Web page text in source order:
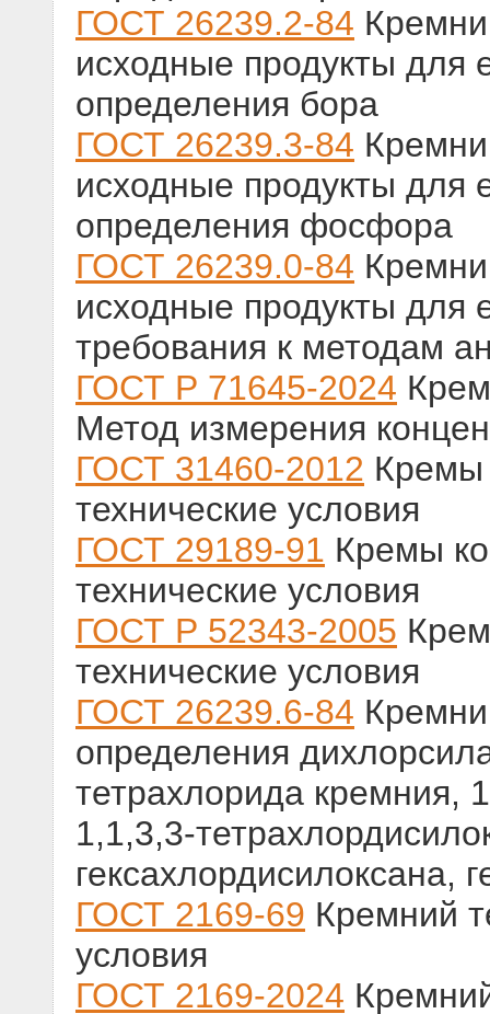
ГОСТ 26239.2-84
исходные продукты для
определения бора
ГОСТ 26239.3-84
исходные продукты для
определения фосфора
ГОСТ 26239.0-84
исходные продукты для
требования к методам
ГОСТ Р 71645-2024
Метод измерения
ГОСТ 31460-2012 Кремы
технические условия
ГОСТ 29189-91 Кремы
технические условия
ГОСТ Р 52343-2005
технические условия
ГОСТ 26239.6-84
определения
тетрахлорида кремния,
1,1,3,3-
гексахлордисилоксана,
ГОСТ 2169-69 Кремний
условия
ГОСТ 2169-2024